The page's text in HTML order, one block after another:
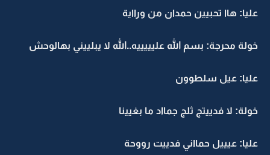
عليا: هاا تحبيين حمدان من ورااية
خولة محرجة: بسم الله عليييييه..الله لا يبلييني بهالوحش
عليا: عيل سلطوون
خولة: لا فدييتج ثلج جمااد ما بغيينا
عليا: عيييل حمااني فدييت رووحة